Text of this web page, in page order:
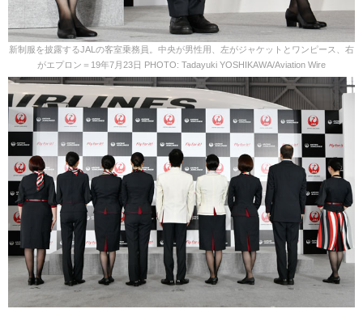
新制服を披露するJALの客室乗務員。中央が男性用、左がジャケットとワンピース、右
がエプロン＝19年7月23日 PHOTO: Tadayuki YOSHIKAWA/Aviation Wire